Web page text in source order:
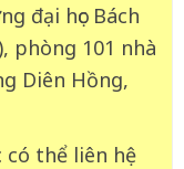
đại học Bách
phòng 101 nhà
Diên Hồng,
có thể liên hệ